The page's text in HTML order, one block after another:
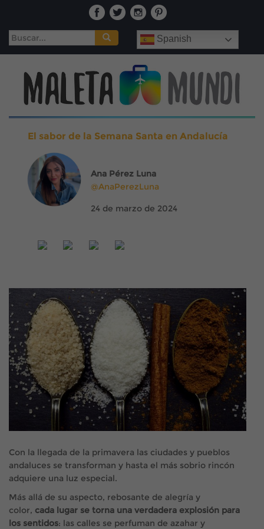
Buscar: Spanish
El sabor de la Semana Santa en Andalucía
Ana Pérez Luna
@AnaPerezLuna
24 de marzo de 2024
Con la llegada de la primavera las ciudades y pueblos
andaluces se transforman y hasta el más sobrio rincón
adquiere una luz especial.
Más allá de su aspecto, rebosante de alegría y
color, cada lugar se torna una verdadera explosión para
los sentidos: las calles se perfuman de azahar y